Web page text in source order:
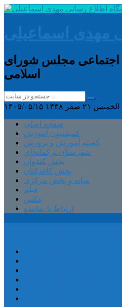
اجتماعی مجلس شورای
اسلامی
۱۴۰۵/۰۵/۱۵ الخميس ۲۱ صفر ۱۴۴۸
صفحه اصلی
کمیسیون آموزش
کمیته آموزش و پرورش
شهرستان ترکمانچای
بخش کندوان
بخش کاغذکنان
میانه و بخش مرکزی
فیلم
عکس
ارتباط با نماینده